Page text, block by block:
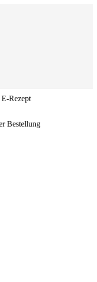
Rezept
Bestellung